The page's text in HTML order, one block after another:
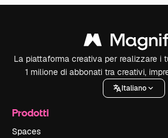
La piattaforma creativa per realizzare i
1 milione di abbonati tra creativi,
Italiano
Prodotti
Spaces